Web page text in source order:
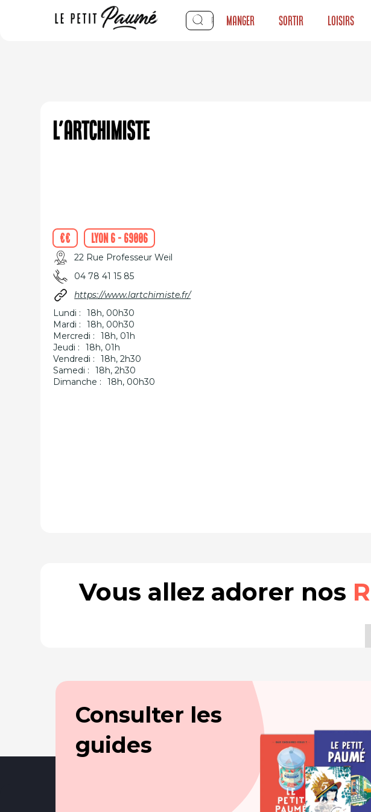
Manger Sortir Loisirs
L’artchimiste
€€ Lyon 6 - 69006
22 Rue Professeur Weil
04 78 41 15 85
https://www.lartchimiste.fr/
Lundi :
18h, 00h30
Mardi :
18h, 00h30
Mercredi :
18h, 01h
Jeudi :
18h, 01h
Vendredi :
18h, 2h30
Samedi :
18h, 2h30
Dimanche :
18h, 00h30
Vous allez adorer nos
Consulter les
guides